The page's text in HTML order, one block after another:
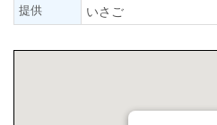
提供 いさご